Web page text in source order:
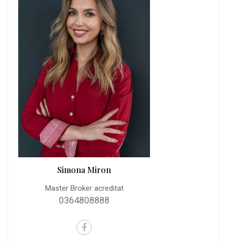
Simona Miron
Master Broker acreditat
0364808888